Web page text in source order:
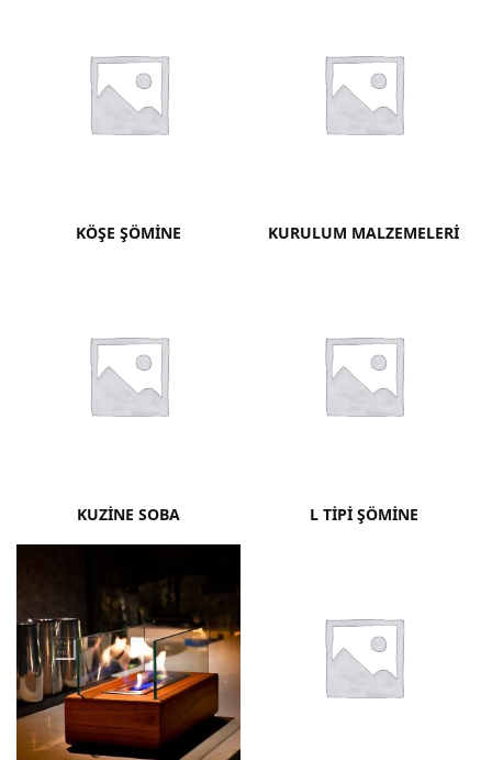
KÖŞE ŞÖMINE KURULUM MALZEMELERI
KUZINE SOBA L TIPI ŞÖMINE